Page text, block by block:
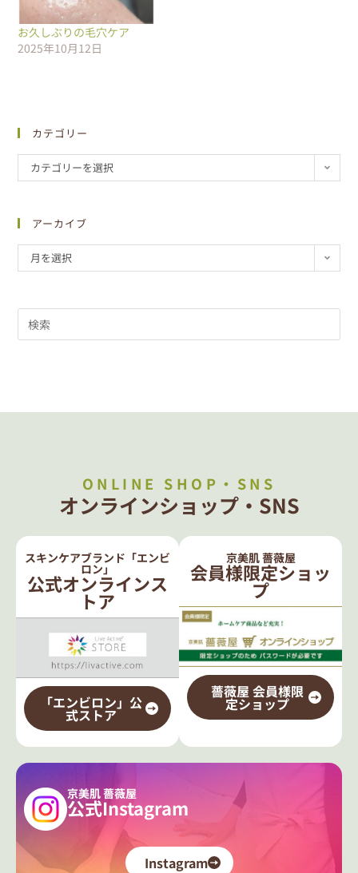
お久しぶりの毛穴ケア
2025年10月12日
カテゴリー
カテゴリーを選択
アーカイブ
月を選択
ONLINE SHOP・SNS
オンラインショップ・SNS
スキンケアブランド「エンビ
ロン」
公式オンラインス
トア
「エンビロン」公
式ストア
京美肌 薔薇屋
会員様限定ショッ
プ
薔薇屋 会員様限
定ショップ
京美肌 薔薇屋
公式Instagram
Instagram